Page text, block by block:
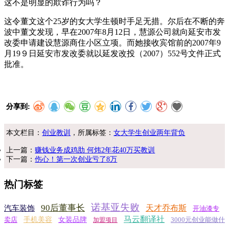
这不是明显的欺诈行为吗？
这令董文这个25岁的女大学生顿时手足无措。尔后在不断的奔
波中董文发现，早在2007年8月12日，慧源公司就向延安市发
改委申请建设慧源商住小区立项。而她接收宾馆前的2007年9
月19９日延安市发改委就以延发改投（2007）552号文件正式
批准。
分享到:
本文栏目：创业教训 ，所属标签：女大学生创业两年背负
上一篇：赚钱业务成鸡肋 何炜2年花40万买教训
下一篇：伤心！第一次创业亏了8万
热门标签
汽车装饰 90后董事长 诺基亚失败 天才乔布斯
开油漆专
卖店
手机美容 女装品牌 加盟项目 马云翻译社
3000元创业能做什